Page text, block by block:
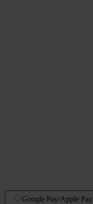
Google Pay/Apple Pay